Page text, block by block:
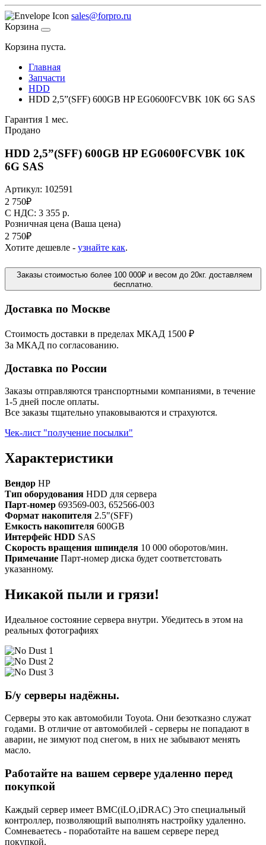
sales@forpro.ru
Корзина
Корзина пуста.
Главная
Запчасти
HDD
HDD 2,5”(SFF) 600GB HP EG0600FCVBK 10K 6G SAS
Гарантия 1 мес.
Продано
HDD 2,5”(SFF) 600GB HP EG0600FCVBK 10K
6G SAS
Артикул: 102591
2 750₽
C НДС: 3 355 р.
Розничная цена (Ваша цена)
2 750₽
Хотите дешевле - узнайте как.
Заказы стоимостью более 100 000₽ и весом до 20кг. доставляем
бесплатно.
Доставка по Москве
Стоимость доставки в пределах МКАД 1500 ₽
За МКАД по согласованию.
Доставка по России
Заказы отправляются транспортными компаниями, в течение
1-5 дней после оплаты.
Все заказы тщательно упаковываются и страхуются.
Чек-лист "получение посылки"
Характеристики
Вендор HP
Тип оборудования HDD для сервера
Парт-номер 693569-003, 652566-003
Формат накопителя 2.5"(SFF)
Емкость накопителя 600GB
Интерфейс HDD SAS
Скорость вращения шпинделя 10 000 оборотов/мин.
Примечание Парт-номер диска будет соответстовать
указанному.
Никакой пыли и грязи!
Идеальное состояние сервера внутри. Убедитесь в этом на
реальных фотографиях
Б/у серверы надёжны.
Серверы это как автомобили Toyota. Они безотказно служат
годами. В отличие от автомобилей - серверы не попадают в
аварии, не зимуют под снегом, в них не забывают менять
масло.
Работайте на вашем сервере удаленно перед
покупкой
Каждый сервер имеет BMC(iLO,iDRAC) Это специальный
контроллер, позволяющий выполнять настройку удаленно.
Сомневаетесь - поработайте на вашем сервере перед
покупкой.